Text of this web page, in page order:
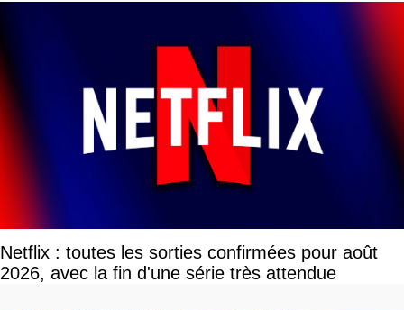
Netflix : toutes les sorties confirmées pour août
2026, avec la fin d'une série très attendue